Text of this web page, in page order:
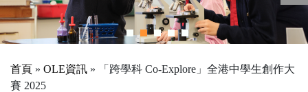
首頁 » OLE資訊 »
「跨學科 Co-Explore」全港中學生創作大
賽 2025